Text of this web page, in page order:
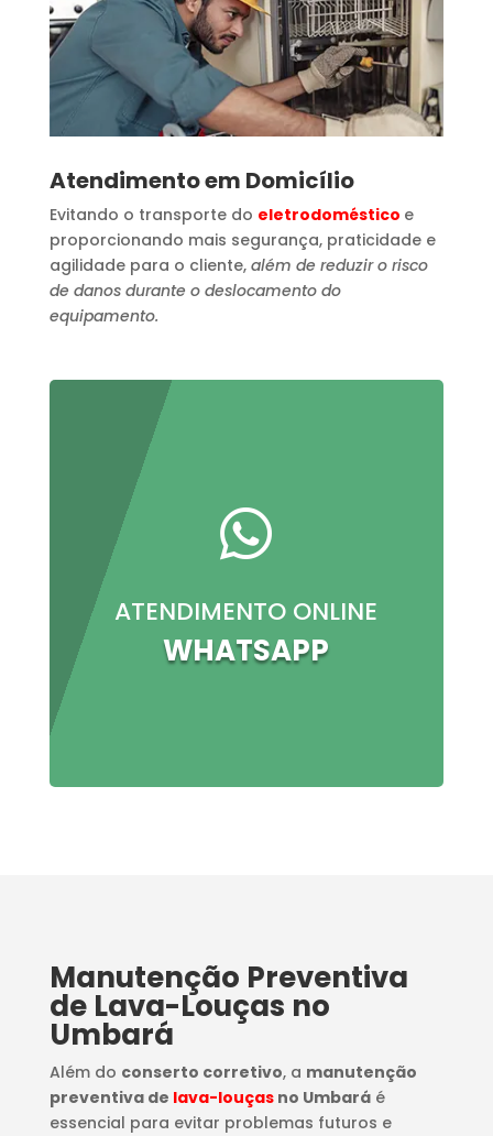
Atendimento em Domicílio
Evitando o transporte do eletrodoméstico e
proporcionando mais segurança, praticidade e
agilidade para o cliente, além de reduzir o risco
de danos durante o deslocamento do
equipamento.

ATENDIMENTO ONLINE
WHATSAPP
Manutenção Preventiva
de Lava-Louças no
Umbará
Além do conserto corretivo, a manutenção
preventiva de lava-louçasno Umbaráé
essencial para evitar problemas futuros e